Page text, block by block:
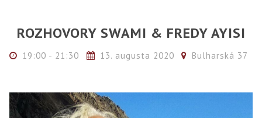
ROZHOVORY SWAMI & FREDY AYISI
19:00 - 21:30 13. augusta 2020 Bulharská 37